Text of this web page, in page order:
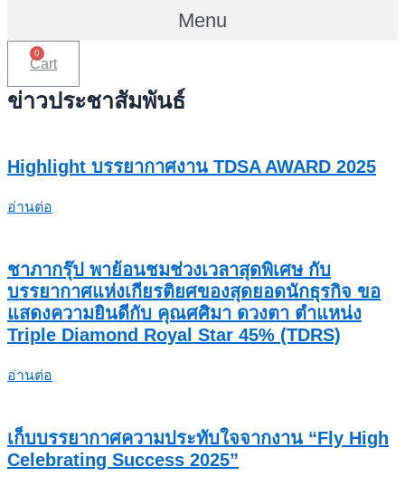
Menu
0
Cart
ข่าวประชาสัมพันธ์
Highlight บรรยากาศงาน TDSA AWARD 2025
อ่านต่อ
ชาภากรุ๊ป พาย้อนชมช่วงเวลาสุดพิเศษ กับ
บรรยากาศแห่งเกียรติยศของสุดยอดนักธุรกิจ ขอ
แสดงความยินดีกับ คุณศศิมา ดวงตา ตำแหน่ง
Triple Diamond Royal Star 45% (TDRS)
อ่านต่อ
เก็บบรรยากาศความประทับใจจากงาน “Fly High
Celebrating Success 2025”